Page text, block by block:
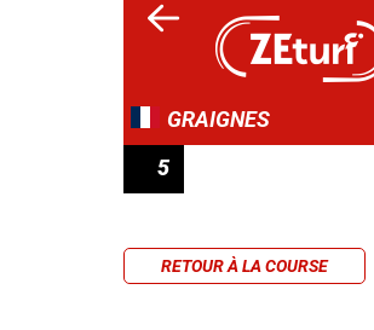
GRAIGNES
5
RETOUR À LA COURSE